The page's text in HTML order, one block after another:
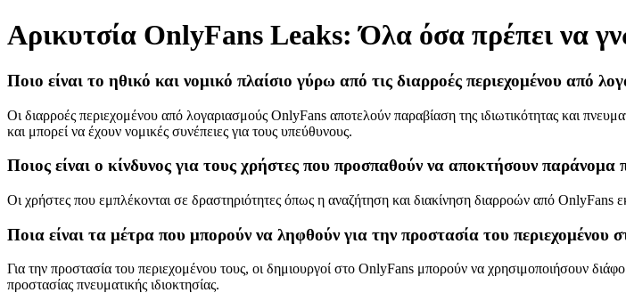
Αρικυτσία OnlyFans Leaks: Όλα όσα πρέπει να
Ποιο είναι το ηθικό και νομικό πλαίσιο γύρω από τις διαρροές περιεχομένου από
Οι διαρροές περιεχομένου από λογαριασμούς OnlyFans αποτελούν παραβίαση της ιδιωτικότητας και
και μπορεί να έχουν νομικές συνέπειες για τους υπεύθυνους.
Ποιος είναι ο κίνδυνος για τους χρήστες που προσπαθούν να αποκτήσουν παράνομα
Οι χρήστες που εμπλέκονται σε δραστηριότητες όπως η αναζήτηση και διακίνηση διαρροών από OnlyFans
Ποια είναι τα μέτρα που μπορούν να ληφθούν για την προστασία του περιεχομένου
Για την προστασία του περιεχομένου τους, οι δημιουργοί στο OnlyFans μπορούν να χρησιμοποιήσουν
προστασίας πνευματικής ιδιοκτησίας.